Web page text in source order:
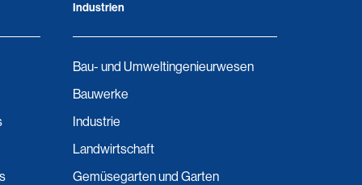
Industrien
Bau- und Umweltingenieurwesen
Bauwerke
Industrie
Landwirtschaft
Gemüsegarten und Garten